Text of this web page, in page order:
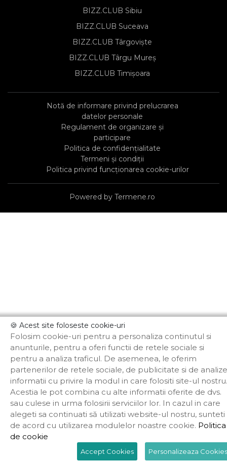
BIZZ.CLUB Sibiu
BIZZ.CLUB Suceava
BIZZ.CLUB Târgoviște
BIZZ.CLUB Târgu Mureș
BIZZ.CLUB Timișoara
Notă de informare privind prelucrarea
datelor personale
Regulament de organizare și
participare
Politica de confidențialitate
Termeni și condiții
Politica privind funcționarea cookie-urilor
Powered by Termene.ro
🍪 Acest site foloseste cookie-uri
Folosim cookie-uri pentru a personaliza continutul si
anunturile, pentru a oferi functii de retele sociale si
pentru a analiza traficul. De asemenea, le oferim
partenerilor de retele sociale, de publicitate si de analize
informatii cu privire la modul in care folositi site-ul nostru.
Acestia le pot combina cu alte informatii oferite de dvs.
sau culese in urma folosirii serviciilor lor. In cazul in care
alegeti sa continuati să utilizati website-ul nostru, sunteti
de acord cu utilizarea modulelor noastre cookie. Politica
de cookie
Accept Cookies Personalizeaza Cookies